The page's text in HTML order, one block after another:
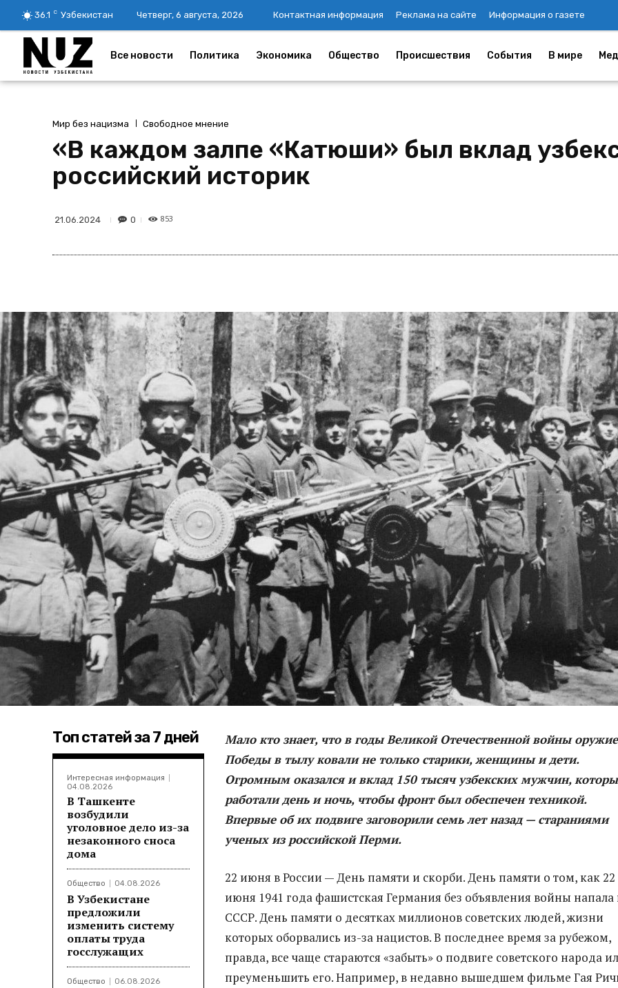
36.1 C Узбекистан Четверг, 6 августа, 2026 Контактная информация Реклама на сайте Информация о газете
Все новости Политика Экономика Общество Происшествия События В мире
Мир без нацизма Свободное мнение
«В каждом залпе «Катюши» был вклад
российский историк
21.06.2024 0 853
Топ статей за 7 дней
Интересная информация
04.08.2026
В Ташкенте
возбудили
уголовное дело из-за
незаконного сноса
дома
Общество 04.08.2026
В Узбекистане
предложили
изменить систему
оплаты труда
госслужащих
Общество 06.08.2026
Мало кто знает, что в годы Великой Отечественной войны оружие
Победы в тылу ковали не только старики, женщины и дети.
Огромным оказался и вклад 150 тысяч узбекских мужчин,
работали день и ночь, чтобы фронт был обеспечен техникой.
Впервые об их подвиге заговорили семь лет назад — стараниями
ученых из российской Перми.
22 июня в России — День памяти и скорби. День памяти о том, как 22
июня 1941 года фашистская Германия без объявления войны напала
СССР. День памяти о десятках миллионов советских людей, жизни
которых оборвались из-за нацистов. В последнее время за рубежом,
правда, все чаще стараются «забыть» о подвиге советского народа
преуменьшить его. Например, в недавно вышедшем фильме Гая